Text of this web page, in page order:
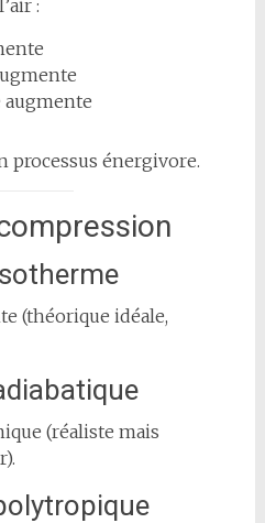
:
augmente
processus énergivore.
(théorique idéale,
(réaliste mais